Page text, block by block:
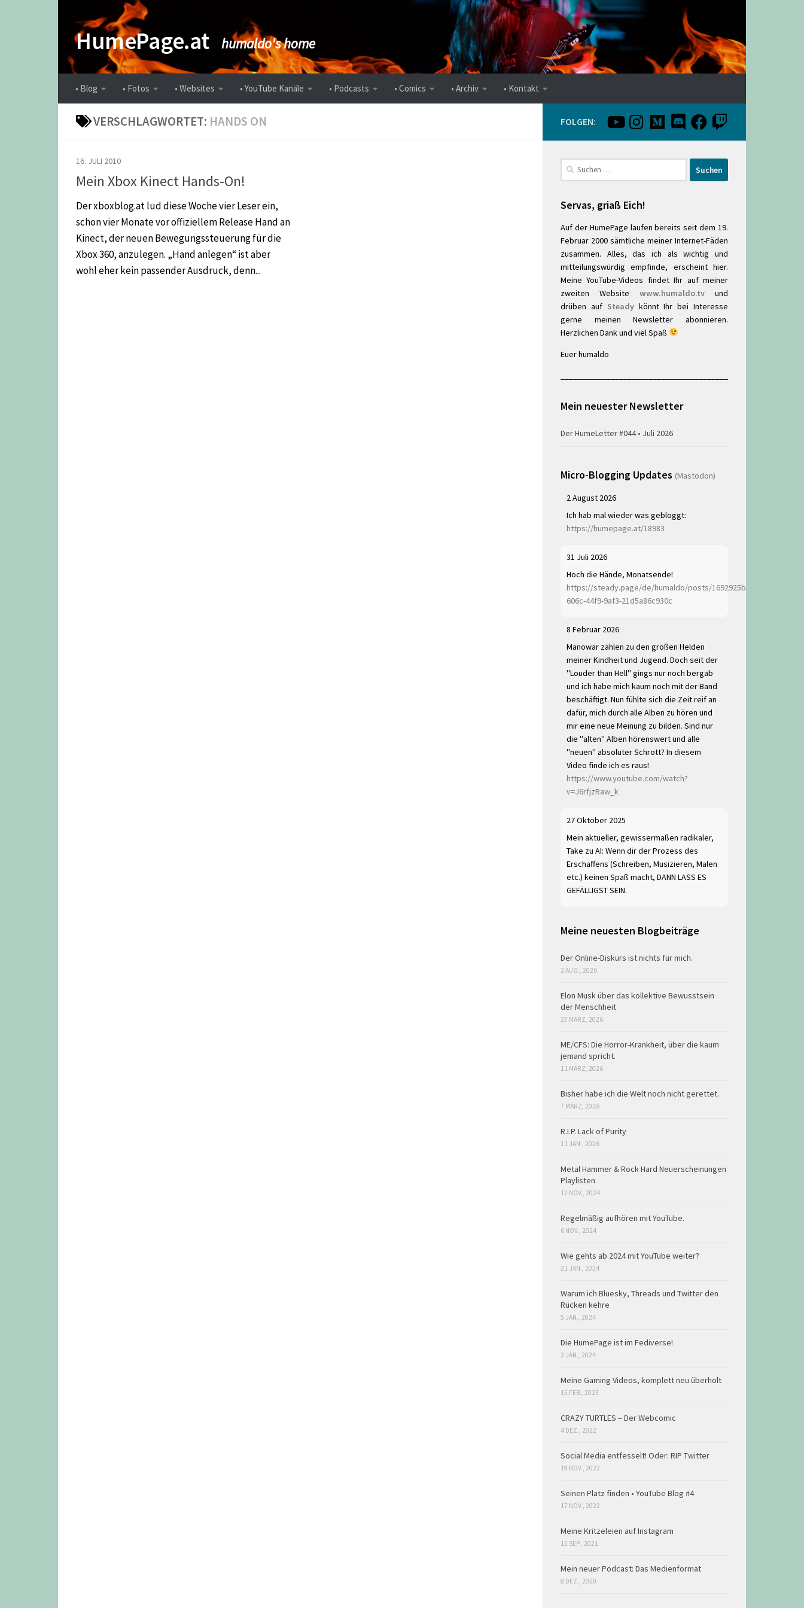
Zum Inhalt springen
HumePage.at humaldo's home
• Blog • Fotos • Websites • YouTube Kanäle • Podcasts • Comics • Archiv • Kontakt
VERSCHLAGWORTET: HANDS ON
16. JULI 2010
Mein Xbox Kinect Hands-On!
Der xboxblog.at lud diese Woche vier Leser ein,
schon vier Monate vor offiziellem Release Hand an
Kinect, der neuen Bewegungssteuerung für die
Xbox 360, anzulegen. „Hand anlegen“ ist aber
wohl eher kein passender Ausdruck, denn...
FOLGEN:
Suchen
nach:
Servas, griaß Eich!
Auf der HumePage laufen bereits seit dem 19.
Februar 2000 sämtliche meiner Internet-Fäden
zusammen. Alles, das ich als wichtig und
mitteilungswürdig empfinde, erscheint hier.
Meine YouTube-Videos findet Ihr auf meiner
zweiten Website www.humaldo.tv und
drüben auf Steadykönnt Ihr bei Interesse
gerne meinen Newsletter abonnieren.
Herzlichen Dank und viel Spaß
Euer humaldo
Mein neuester Newsletter
Der HumeLetter #044 • Juli 2026
Micro-Blogging Updates (Mastodon)
2 August 2026
Ich hab mal wieder was gebloggt:
https://humepage.at/18983
31 Juli 2026
Hoch die Hände, Monatsende!
https://steady.page/de/humaldo/posts/1692925b-
606c-44f9-9af3-21d5a86c930c
8 Februar 2026
Manowar zählen zu den großen Helden
meiner Kindheit und Jugend. Doch seit der
"Louder than Hell" gings nur noch bergab
und ich habe mich kaum noch mit der Band
beschäftigt. Nun fühlte sich die Zeit reif an
dafür, mich durch alle Alben zu hören und
mir eine neue Meinung zu bilden. Sind nur
die "alten" Alben hörenswert und alle
"neuen" absoluter Schrott? In diesem
Video finde ich es raus!
https://www.youtube.com/watch?
v=J6rfjzRaw_k
27 Oktober 2025
Mein aktueller, gewissermaßen radikaler,
Take zu AI: Wenn dir der Prozess des
Erschaffens (Schreiben, Musizieren, Malen
etc.) keinen Spaß macht, DANN LASS ES
GEFÄLLIGST SEIN.
Meine neuesten Blogbeiträge
Der Online-Diskurs ist nichts für mich.
2 AUG., 2026
Elon Musk über das kollektive Bewusstsein
der Menschheit
27 MÄRZ, 2026
ME/CFS: Die Horror-Krankheit, über die kaum
jemand spricht.
11 MÄRZ, 2026
Bisher habe ich die Welt noch nicht gerettet.
7 MÄRZ, 2026
R.I.P. Lack of Purity
11 JAN., 2026
Metal Hammer & Rock Hard Neuerscheinungen
Playlisten
12 NOV., 2024
Regelmäßig aufhören mit YouTube.
6 NOV., 2024
Wie gehts ab 2024 mit YouTube weiter?
21 JAN., 2024
Warum ich Bluesky, Threads und Twitter den
Rücken kehre
5 JAN., 2024
Die HumePage ist im Fediverse!
2 JAN., 2024
Meine Gaming Videos, komplett neu überholt
15 FEB., 2023
CRAZY TURTLES – Der Webcomic
4 DEZ., 2022
Social Media entfesselt! Oder: RIP Twitter
19 NOV., 2022
Seinen Platz finden • YouTube Blog #4
17 NOV., 2022
Meine Kritzeleien auf Instagram
15 SEP., 2021
Mein neuer Podcast: Das Medienformat
8 DEZ., 2020